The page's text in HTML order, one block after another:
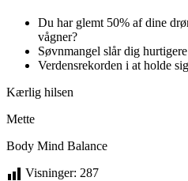
Du har glemt 50% af dine
vågner?
Søvnmangel slår dig
Verdensrekorden i at holde
Kærlig hilsen
Mette
Body Mind Balance
Visninger: 287